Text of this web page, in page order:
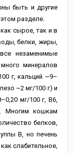
быть и другие
разделе.
сырое, так и в
белки, жиры,
незаменимые
минералов
г, кальций ~9–
~2 мг/100 г) и
мг/100 г, B6,
Многим кошкам
белков,
B, но печень
слабительное,